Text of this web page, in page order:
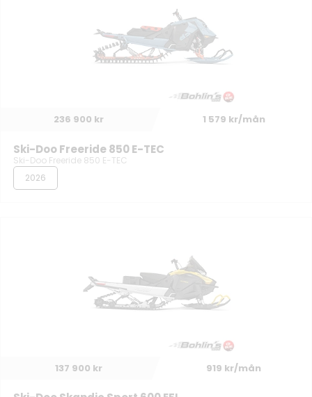
236 900 kr 1 579 kr/mån
Ski-Doo Freeride 850 E-TEC
Ski-Doo Freeride 850 E-TEC
2026
137 900 kr 919 kr/mån